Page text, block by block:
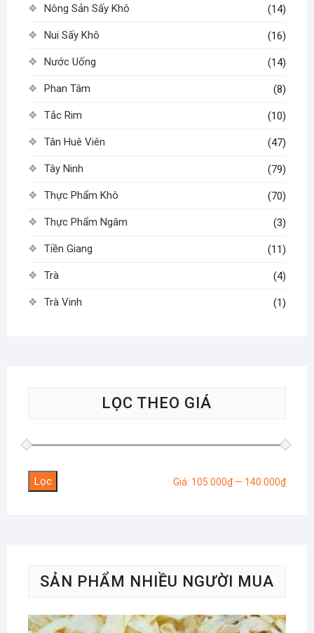
Nông Sản Sấy Khô (14)
Nui Sấy Khô (16)
Nước Uống (14)
Phan Tâm (8)
Tắc Rim (10)
Tân Huê Viên (47)
Tây Ninh (79)
Thực Phẩm Khô (70)
Thực Phẩm Ngâm (3)
Tiền Giang (11)
Trà (4)
Trà Vinh (1)
LỌC THEO GIÁ
Giá
Giá
Lọc Giá: 105.000₫ — 140.000₫
SẢN PHẨM NHIỀU NGƯỜI MUA